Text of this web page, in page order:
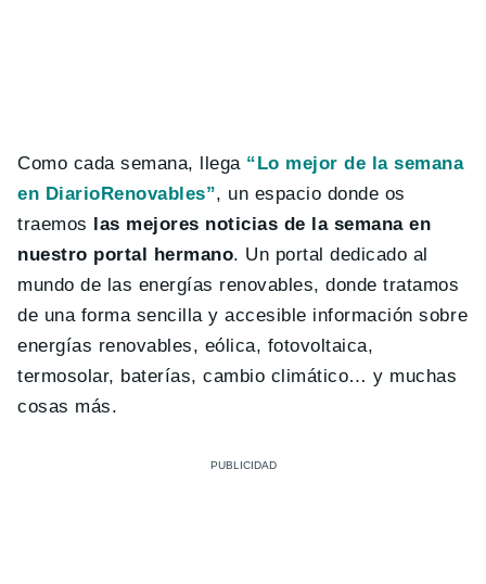
Como cada semana, llega “Lo mejor de la semana
en DiarioRenovables”, un espacio donde os
traemos las mejores noticias de la semana en
nuestro portal hermano. Un portal dedicado al
mundo de las energías renovables, donde tratamos
de una forma sencilla y accesible información sobre
energías renovables, eólica, fotovoltaica,
termosolar, baterías, cambio climático… y muchas
cosas más.